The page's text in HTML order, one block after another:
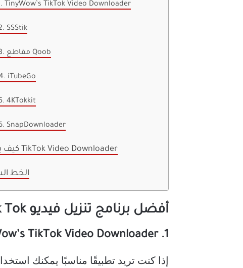
TinyWow’s TikTok Video Downloader
SSStik
3. مقاطع Qoob
iTubeGo
4KTokkit
SnapDownloader
كيف يعمل TikTok Video Downloader
الخط
أفضل برنامج تنزيل فيديو Tik Tok (أفضل اختياراتنا)
1. TinyWow’s TikTok Video Downloader
إذا كنت تريد تطبيقًا مناسبًا يمكنك